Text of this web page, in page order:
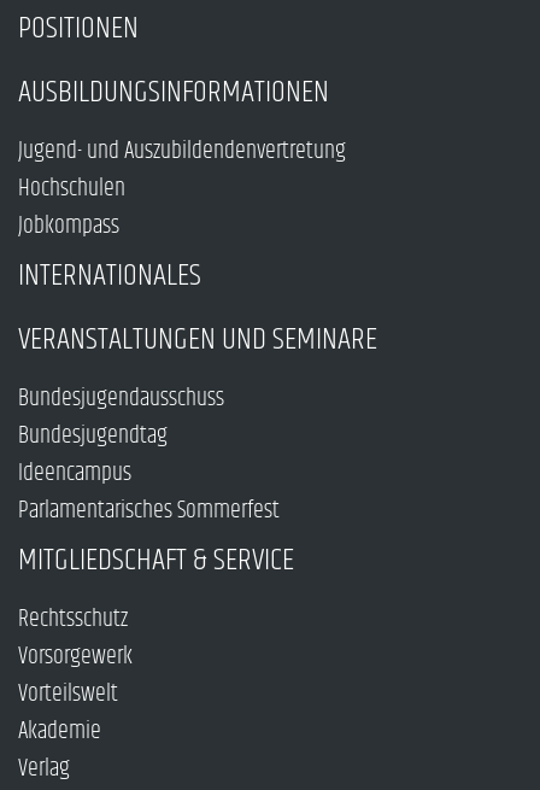
POSITIONEN
AUSBILDUNGSINFORMATIONEN
Jugend- und Auszubildendenvertretung
Hochschulen
Jobkompass
INTERNATIONALES
VERANSTALTUNGEN UND SEMINARE
Bundesjugendausschuss
Bundesjugendtag
Ideencampus
Parlamentarisches Sommerfest
MITGLIEDSCHAFT & SERVICE
Rechtsschutz
Vorsorgewerk
Vorteilswelt
Akademie
Verlag